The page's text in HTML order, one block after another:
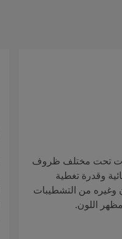
تحت مختلف ظروف
وقدرة تغطية
وغيره من التشطيبات
مظهر اللون.